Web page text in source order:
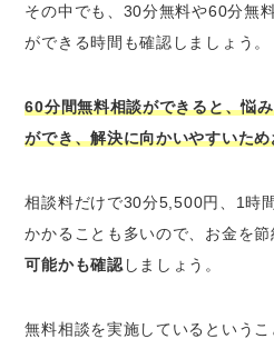
その中でも、30分無料や60分無
ができる時間も確認しましょう。
60分間無料相談ができると、悩
ができ、解決に向かいやすいた
相談料だけで30分5,500円、1時
かかることも多いので、お金を
可能かも確認 しましょう。
無料相談を実施しているという